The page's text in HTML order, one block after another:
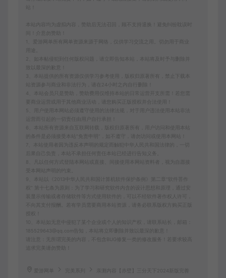
本站内容均为虚拟内容，赞助后无法召回，顾不支持退换！避免纠纷耽误时
间！介意勿赞助！
1、爱游网单所有网单资源来源于网络，仅供学习交流之用。切勿用于商业
2、如本帖侵犯到任何版权问题，请立即告知本站，本站将及时予与删除并
致以最深的歉意！
3、本站提供的所有资源仅供学习参考使用，版权归原著所有，禁止下载本
站资源参与商业和非法行为，请在24小时之内自行删除！
4、本站会员只是赞助，赞助费用仅维持本站的日常运营开支所需！若您需
要商业运营或用于其他商业活动，请您购买正版授权并合法使用！
5、用户使用本网站必须遵守使用的法律法规，对于用户违法使用本站非法
6、本站所有资源来自互联网转载，版权归原著所有，用户访问和使用本站
的条件是必须接受本站“免责申明”，如不遵守，请勿访问或使用本网站！
7、本站使用者因为违反本声明的规定而触犯中华人民共和国法律的，一切
后果自己负责，本站不承担任何责任本站已经进行告知义务。
8、凡以任何方式登陆本网站或直接、间接使用本网站资料者，视为自愿接
受本网站声明的约束。
9、本站以《2013中华人民共和国计算机软件保护条例》第二章"软件菩作
权” 第十七条为原则：为了学习和研究软件内含的设计思想和原理，通过安
装显示传输或者存储软件等方式使用软件的，可以不经软件著作权人许可，
不向其支付报酬。若有学员需要商用本站资源，请务必联系版权方购买正版
10、本站如无意中侵犯了某个企业或个人的知识产权，请联系站长，邮箱：
185529643@qq.com告知，本站将立即删除并致以最深的歉意！
请注意：无所谓完美的内容，不包含BUG修复一类的修改服务！若要求较高
追求完美请勿赞助！
爱游网单 完美系列